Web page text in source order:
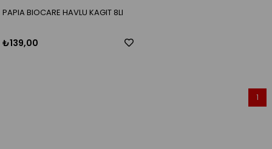
PAPIA BIOCARE HAVLU KAGIT 8LI
₺139,00
1